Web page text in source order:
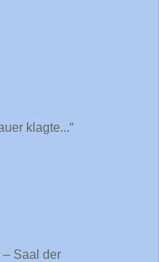
klagte...“
– Saal der